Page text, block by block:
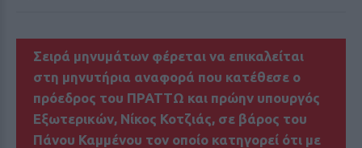
Σειρά μηνυμάτων φέρεται να επικαλείται
στη μηνυτήρια αναφορά που κατέθεσε ο
πρόεδρος του ΠΡΑΤΤΩ και πρώην υπουργός
Εξωτερικών, Νίκος Κοτζιάς, σε βάρος του
Πάνου Καμμένου τον οποίο κατηγορεί ότι με